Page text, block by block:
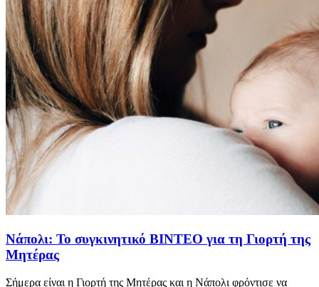
Νάπολι: Το συγκινητικό ΒΙΝΤΕΟ για τη Γιορτή της
Μητέρας
Σήμερα είναι η Γιορτή της Μητέρας και η Νάπολι φρόντισε να